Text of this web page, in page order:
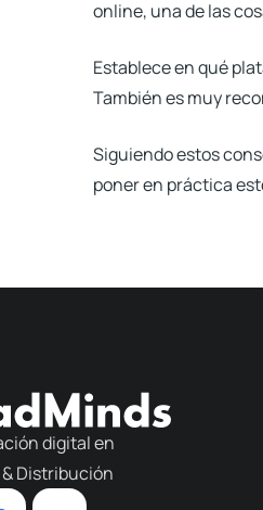
online, una de las
Establece en qué
También es muy
Siguiendo estos
poner en práctica
digital en
Distribución